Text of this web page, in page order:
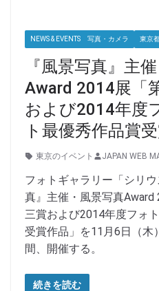
NEWS & EVENTS 写真・カメラ 東京
『風景写真』主
Award 2014展「
および2014年度
ト最優秀作品賞受
東京のイベント JAPAN WEB
フォトギャラリー「シリ
真』主催・風景写真
三賞および2014年度フォ
受賞作品」を11月6日（木
間、開催する。
続きを読む